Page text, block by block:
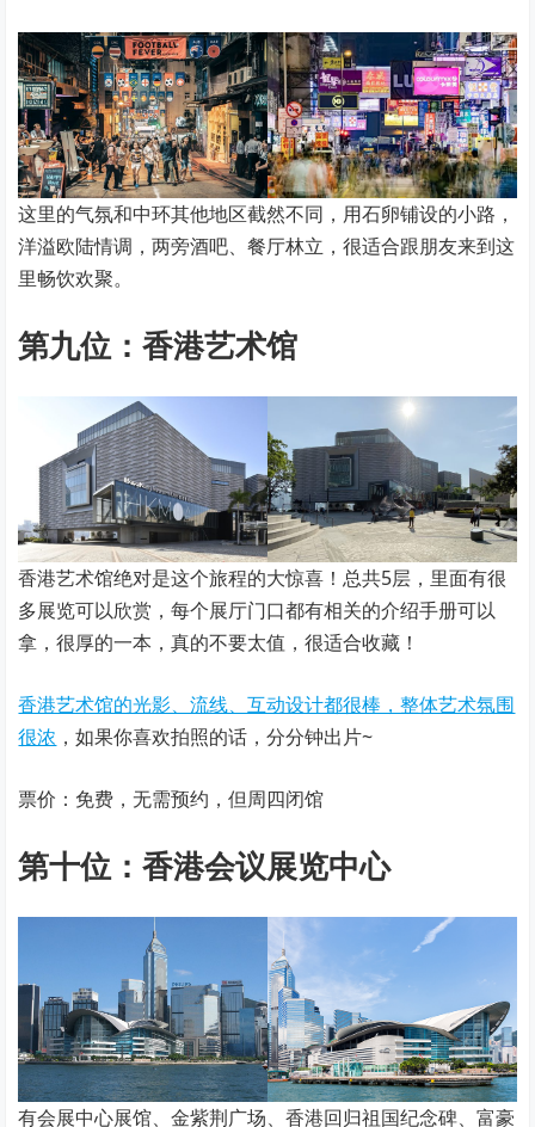
这里的气氛和中环其他地区截然不同，用石卵铺设的小路，
洋溢欧陆情调，两旁酒吧、餐厅林立，很适合跟朋友来到这
里畅饮欢聚。
第九位：香港艺术馆
香港艺术馆绝对是这个旅程的大惊喜！总共5层，里面有很
多展览可以欣赏，每个展厅门口都有相关的介绍手册可以
拿，很厚的一本，真的不要太值，很适合收藏！
香港艺术馆的光影、流线、互动设计都很棒，整体艺术氛围
很浓 ，如果你喜欢拍照的话，分分钟出片~
票价：免费，无需预约，但周四闭馆
第十位：香港会议展览中心
有会展中心展馆、金紫荆广场、香港回归祖国纪念碑、富豪